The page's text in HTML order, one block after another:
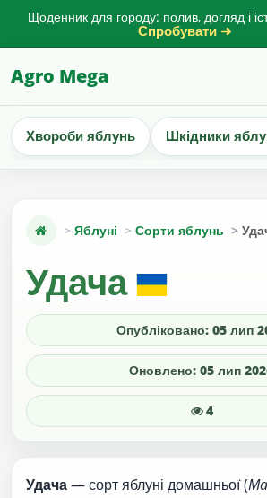
Щоденник для городу: полив, догляд і
Спробувати ➜
Agro Mega
Хвороби яблунь Шкідники
Яблуні Сорти яблунь
Удача
Опубліковано: 05 лип
Оновлено: 05 лип
4
Удача— сорт яблуні домашньої (